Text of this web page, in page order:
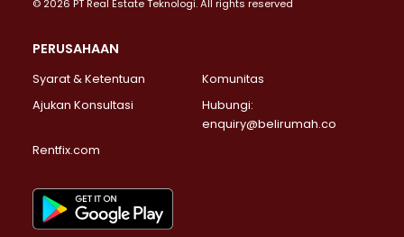
© 2026 PT Real Estate Teknologi. All rights reserved
PERUSAHAAN
Syarat & Ketentuan
Komunitas
Ajukan Konsultasi
Hubungi:
enquiry@belirumah.co
Rentfix.com